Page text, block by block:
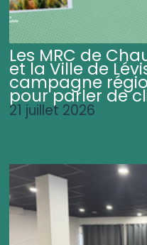
Les MRC de
et la Ville de
campagne
pour parler de
21 juillet 2026